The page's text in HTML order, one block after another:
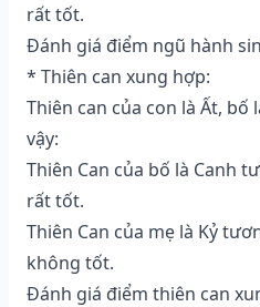
rất tốt.
Đánh giá điểm ngũ hành
* Thiên can xung hợp:
Thiên can của con là Ất, bố
vậy:
Thiên Can của bố là Canh
rất tốt.
Thiên Can của mẹ là Kỷ
không tốt.
Đánh giá điểm thiên can